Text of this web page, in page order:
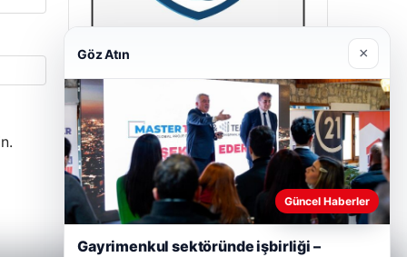
Hastaş Beton
26/05/2026
Göz Atın ×
Güncel Haberler
Gayrimenkul sektöründe işbirliği –